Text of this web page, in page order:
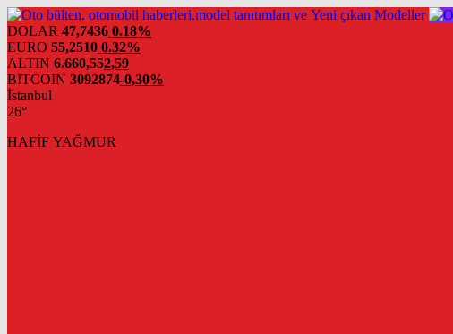
DOLAR 47,7436 0.18%
EURO 55,2510 0.32%
ALTIN 6.660,552,59
BITCOIN 3092874-0,30%
İstanbul
26°
HAFİF YAĞMUR